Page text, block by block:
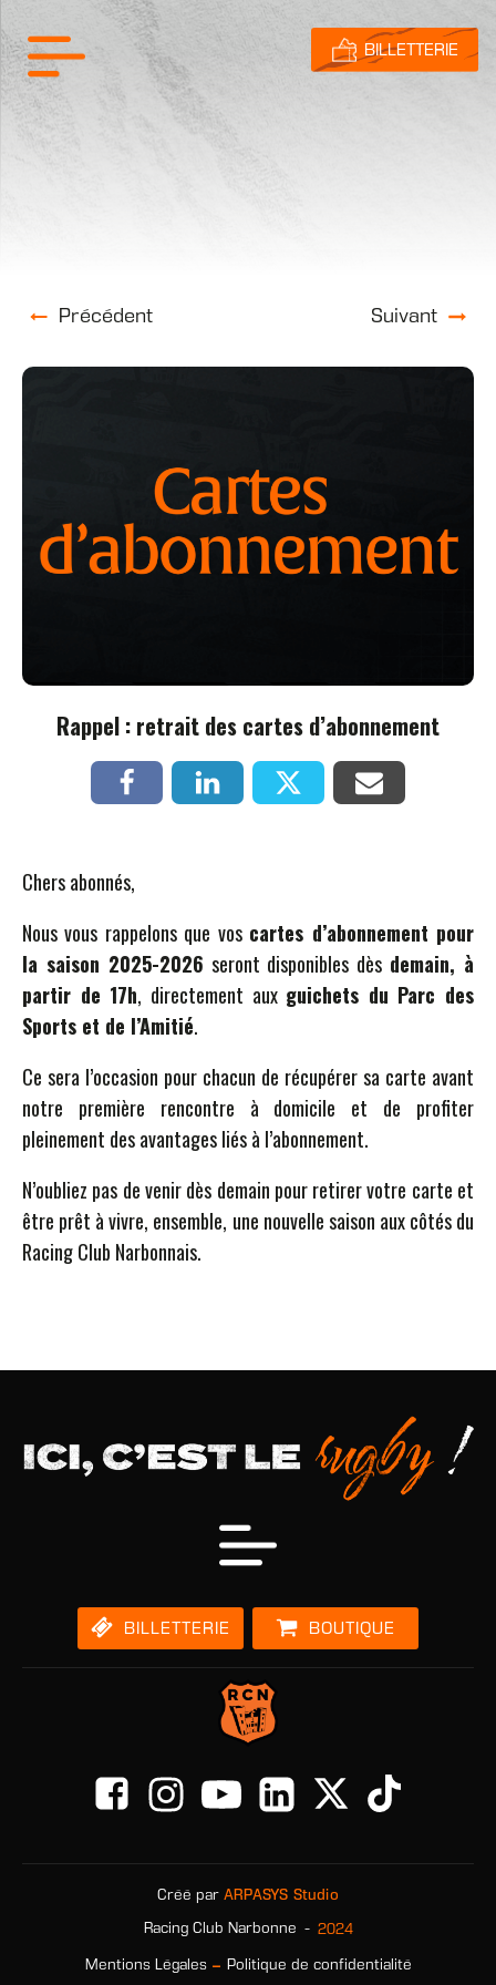
Précédent Suivant
Rappel : retrait des cartes d’abonnement
Chers abonnés,
Nous vous rappelons que vos cartes d’abonnement pour
la saison 2025-2026 seront disponibles dès demain, à
partir de 17h, directement aux guichets du Parc des
Sports et de l’Amitié.
Ce sera l’occasion pour chacun de récupérer sa carte avant
notre première rencontre à domicile et de profiter
pleinement des avantages liés à l’abonnement.
N’oubliez pas de venir dès demain pour retirer votre carte et
être prêt à vivre, ensemble, une nouvelle saison aux côtés du
Racing Club Narbonnais.
BILLETTERIE
BILLETTERIE BOUTIQUE
Racing Club Narbonne - 2024
Mentions Légales - Politique de confidentialité
Créé parARPASYS Studio